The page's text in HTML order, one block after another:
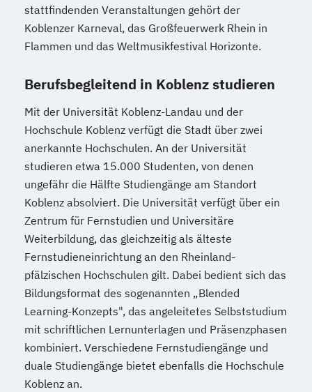
stattfindenden Veranstaltungen gehört der
Koblenzer Karneval, das Großfeuerwerk Rhein in
Flammen und das Weltmusikfestival Horizonte.
Berufsbegleitend in Koblenz studieren
Mit der Universität Koblenz-Landau und der
Hochschule Koblenz verfügt die Stadt über zwei
anerkannte Hochschulen. An der Universität
studieren etwa 15.000 Studenten, von denen
ungefähr die Hälfte Studiengänge am Standort
Koblenz absolviert. Die Universität verfügt über ein
Zentrum für Fernstudien und Universitäre
Weiterbildung, das gleichzeitig als älteste
Fernstudieneinrichtung an den Rheinland-
pfälzischen Hochschulen gilt. Dabei bedient sich das
Bildungsformat des sogenannten „Blended
Learning-Konzepts", das angeleitetes Selbststudium
mit schriftlichen Lernunterlagen und Präsenzphasen
kombiniert. Verschiedene Fernstudiengänge und
duale Studiengänge bietet ebenfalls die Hochschule
Koblenz an.